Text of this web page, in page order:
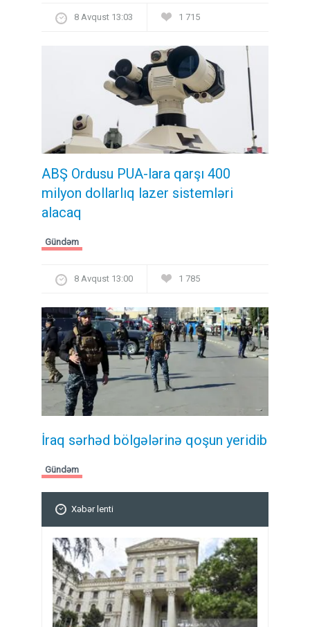
8 Avqust 13:03 1 715
ABŞ Ordusu PUA-lara qarşı 400
milyon dollarlıq lazer sistemləri
alacaq
Gündəm
8 Avqust 13:00 1 785
İraq sərhəd bölgələrinə qoşun yeridib
Gündəm
Xəbər lenti